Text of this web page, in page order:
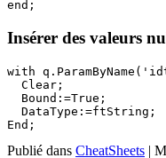
Insérer des valeurs
with
  Clear;
  Bound:=True;
  DataType:=ftString;
Publié dans CheatSheets |